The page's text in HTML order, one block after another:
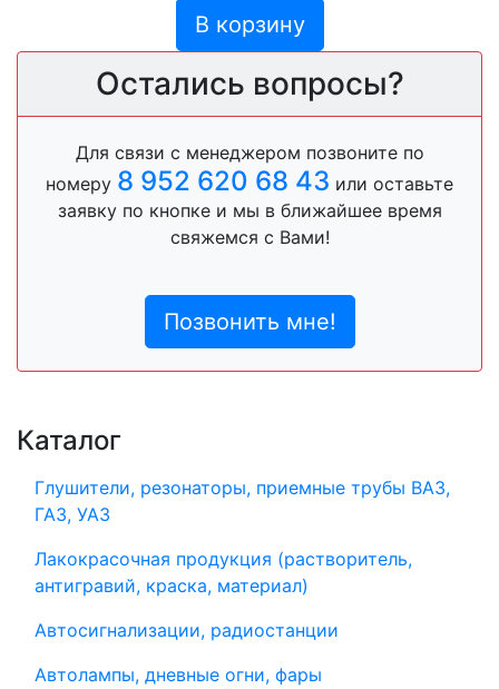
В корзину
Остались вопросы?
Для связи с менеджером позвоните по
номеру 8 952 620 68 43 или оставьте
заявку по кнопке и мы в ближайшее время
свяжемся с Вами!
Позвонить мне!
Каталог
Глушители, резонаторы, приемные трубы ВАЗ,
ГАЗ, УАЗ
Лакокрасочная продукция (растворитель,
антигравий, краска, материал)
Автосигнализации, радиостанции
Автолампы, дневные огни, фары